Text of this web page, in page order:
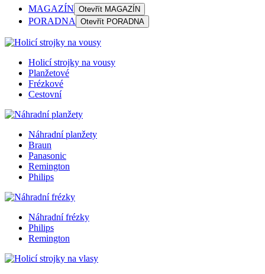
MAGAZÍN Otevřít MAGAZÍN
PORADNA Otevřít PORADNA
Holicí strojky na vousy
Planžetové
Frézkové
Cestovní
Náhradní planžety
Braun
Panasonic
Remington
Philips
Náhradní frézky
Philips
Remington